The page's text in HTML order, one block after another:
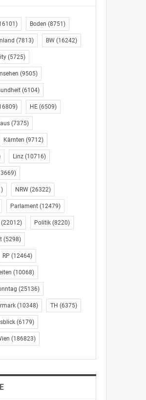
Boden (8751)
(7813) BW(16242)
(5725)
(9505)
(6104)
HE(6509)
(7375)
Kärnten (9712)
Linz(10716)
NRW(26322)
Parlament(12479)
Politik(8220)
(5298)
RP (12464)
(10068)
(25136)
(10348) TH (6375)
(6179)
(186823)